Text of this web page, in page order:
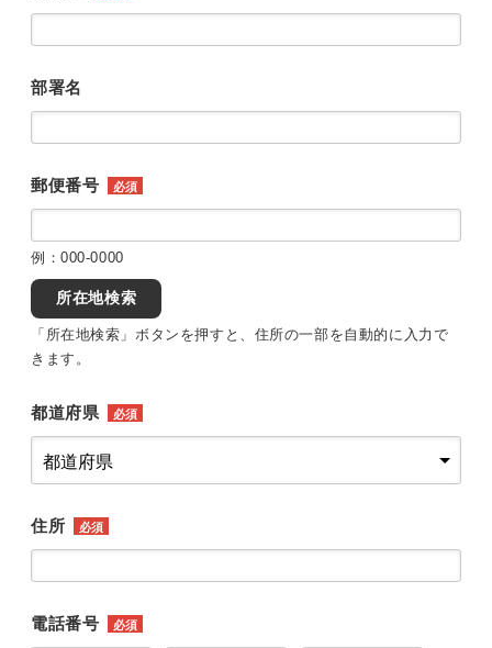
部署名
郵便番号 必須
例：000-0000
所在地検索
「所在地検索」ボタンを押すと、住所の一部を自動的に入力で
きます。
都道府県 必須
住所 必須
電話番号 必須